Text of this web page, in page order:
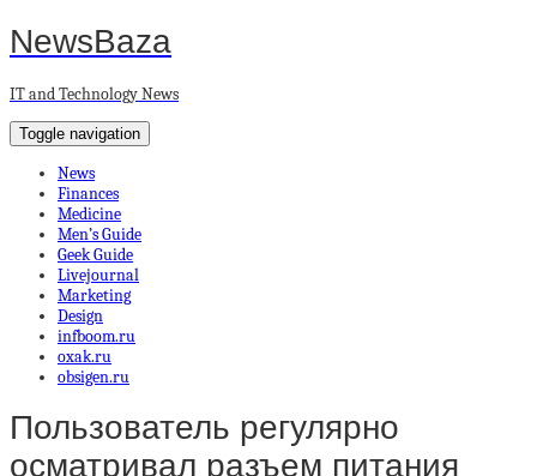
NewsBaza
IT and Technology News
Toggle navigation
News
Finances
Medicine
Men’s Guide
Geek Guide
Livejournal
Marketing
Design
infboom.ru
oxak.ru
obsigen.ru
Пользователь регулярно
осматривал разъем питания